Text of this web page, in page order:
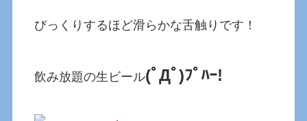
びっくりするほど滑らかな舌触りです！
飲み放題の生ビール(ﾟДﾟ)ﾌﾟﾊｰ!